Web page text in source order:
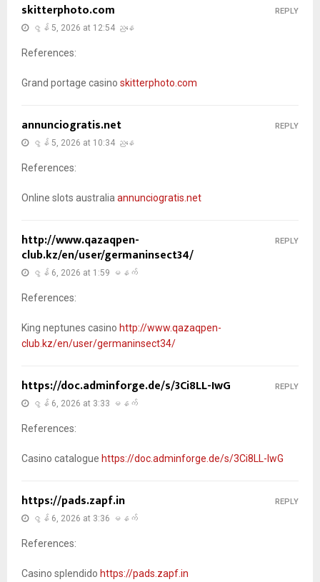
skitterphoto.com
ဇွန် 5, 2026 at 12:54 ညနေ
References:
Grand portage casino skitterphoto.com
REPLY
annunciogratis.net
ဇွန် 5, 2026 at 10:34 ညနေ
References:
Online slots australia annunciogratis.net
REPLY
http://www.qazaqpen-
club.kz/en/user/germaninsect34/
ဇွန် 6, 2026 at 1:59 မနက်
References:
King neptunes casino http://www.qazaqpen-
club.kz/en/user/germaninsect34/
REPLY
https://doc.adminforge.de/s/3Ci8LL-IwG
ဇွန် 6, 2026 at 3:33 မနက်
References:
Casino catalogue https://doc.adminforge.de/s/3Ci8LL-IwG
REPLY
https://pads.zapf.in
ဇွန် 6, 2026 at 3:36 မနက်
References:
Casino splendido https://pads.zapf.in
REPLY